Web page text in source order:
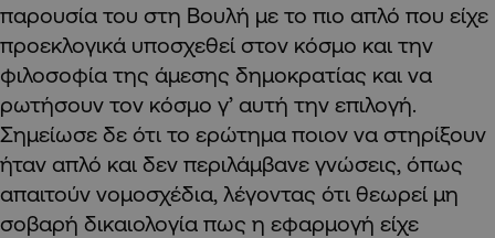
παρουσία του στη Βουλή με το πιο απλό που είχε
προεκλογικά υποσχεθεί στον κόσμο και την
φιλοσοφία της άμεσης δημοκρατίας και να
ρωτήσουν τον κόσμο γ’ αυτή την επιλογή.
Σημείωσε δε ότι το ερώτημα ποιον να στηρίξουν
ήταν απλό και δεν περιλάμβανε γνώσεις, όπως
απαιτούν νομοσχέδια, λέγοντας ότι θεωρεί μη
σοβαρή δικαιολογία πως η εφαρμογή είχε